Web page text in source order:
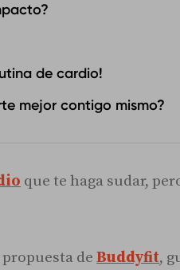
de cardio!
mejor contigo mismo?
que te haga sudar,
propuesta deBuddyfit,